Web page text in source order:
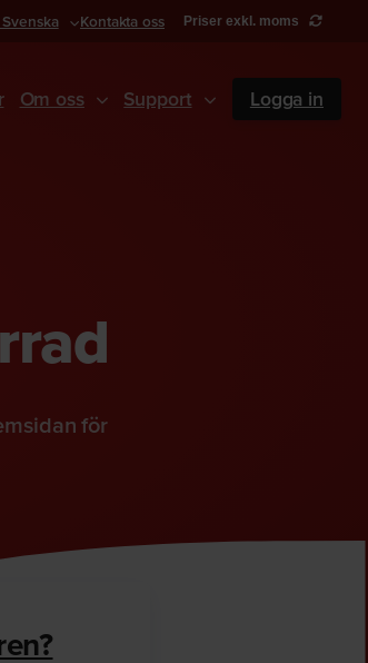
Svenska Kontakta oss Priser exkl. moms
Om oss Support Logga in
för